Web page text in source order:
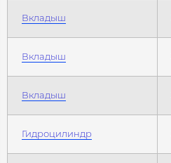
Вкладыш
Вкладыш
Вкладыш
Гидроцилиндр